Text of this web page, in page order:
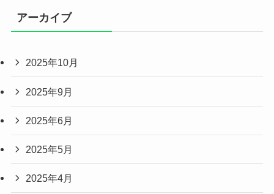
アーカイブ
2025年10月
2025年9月
2025年6月
2025年5月
2025年4月